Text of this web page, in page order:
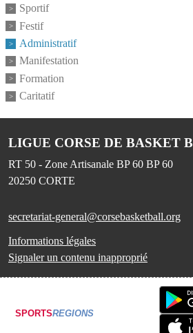
Sportif
Festif
Administratif
Manifestation
Formation
Caritatif
LIGUE CORSE DE BASKET
RT 50 - Zone Artisanale BP 60 BP 60
20250 CORTE
secretariat-general@corsebasketball.org
Informations légales
Signaler un contenu inapproprié
SPORTSREGIONS